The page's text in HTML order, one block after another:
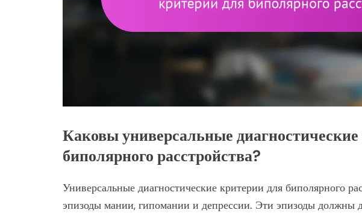
Каковы универсальные
биполярного расстройства?
Универсальные диагностические критерии для биполярного
эпизоды мании, гипомании и депрессии. Эти эпизоды должны